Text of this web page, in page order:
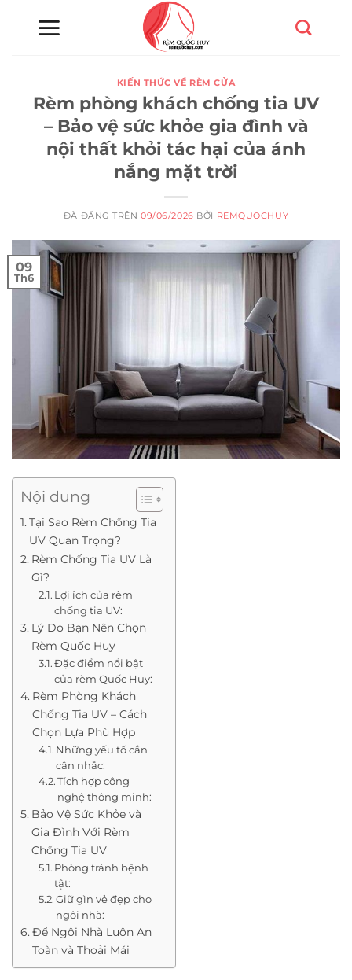
KIẾN THỨC VỀ RÈM CỬA
Rèm phòng khách chống tia UV
– Bảo vệ sức khỏe gia đình và
nội thất khỏi tác hại của ánh
nắng mặt trời
ĐÃ ĐĂNG TRÊN09/06/2026 BỞI REMQUOCHUY
09
Th6
Nội dung
Tại Sao Rèm Chống Tia
UV Quan Trọng?
Rèm Chống Tia UV Là
Gì?
Lợi ích của rèm
chống tia UV:
Lý Do Bạn Nên Chọn
Rèm Quốc Huy
Đặc điểm nổi bật
của rèm Quốc Huy:
Rèm Phòng Khách
Chống Tia UV – Cách
Chọn Lựa Phù Hợp
Những yếu tố cần
cân nhắc:
Tích hợp công
nghệ thông minh:
Bảo Vệ Sức Khỏe và
Gia Đình Với Rèm
Chống Tia UV
Phòng tránh bệnh
tật:
Giữ gìn vẻ đẹp cho
ngôi nhà:
Để Ngôi Nhà Luôn An
Toàn và Thoải Mái